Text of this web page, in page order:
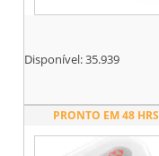
Disponível:35.939
PRONTO EM 48 HRS